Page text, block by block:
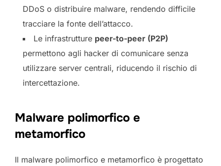
DDoS o distribuire malware, rendendo difficile
tracciare la fonte dell’attacco.
Le infrastrutture peer-to-peer (P2P)
permettono agli hacker di comunicare senza
utilizzare server centrali, riducendo il rischio di
intercettazione.
Malware polimorfico e
metamorfico
Il malware polimorfico e metamorfico è progettato